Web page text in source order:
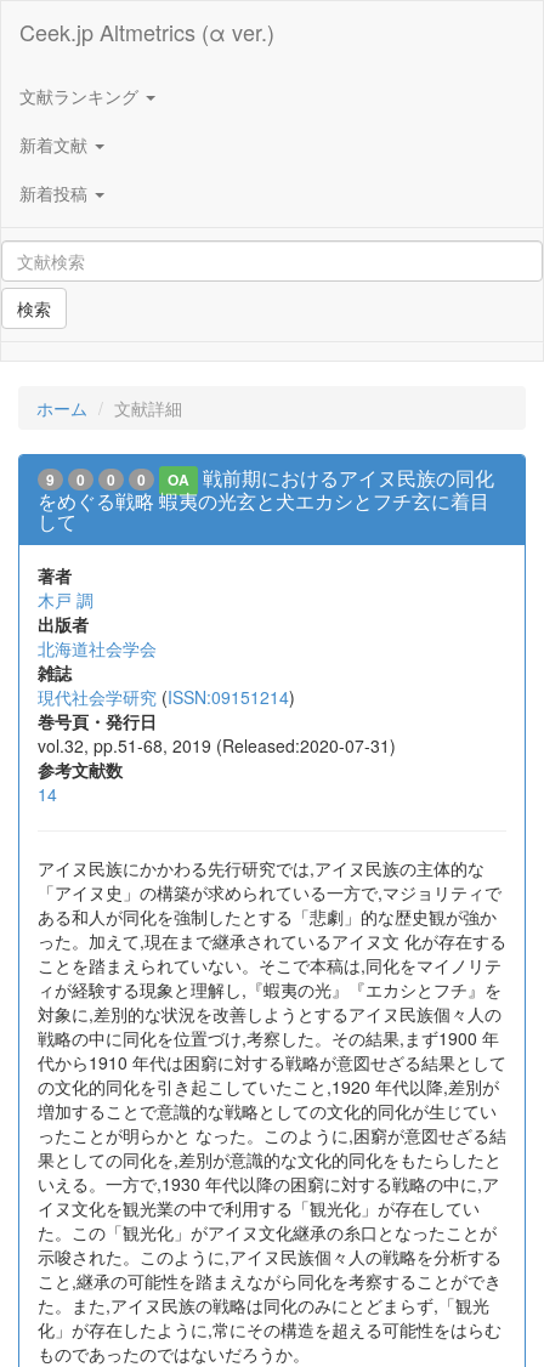
Ceek.jp Altmetrics (α ver.)
文献ランキング
新着文献
新着投稿
検索
ホーム 文献詳細
9 0 0 0 OA
戦前期におけるアイヌ民族の同化
をめぐる戦略 蝦夷の光⽞と⽝エカシとフチ⽞に着目
して
著者
木戸 調
出版者
北海道社会学会
雑誌
現代社会学研究 (ISSN:09151214)
巻号頁・発行日
vol.32, pp.51-68, 2019 (Released:2020-07-31)
参考文献数
14
アイヌ民族にかかわる先行研究では,アイヌ民族の主体的な
「アイヌ史」の構築が求められている一方で,マジョリティで
ある和人が同化を強制したとする「悲劇」的な歴史観が強か
った。加えて,現在まで継承されているアイヌ文 化が存在する
ことを踏まえられていない。そこで本稿は,同化をマイノリテ
ィが経験する現象と理解し,『蝦夷の光』『エカシとフチ』を
対象に,差別的な状況を改善しようとするアイヌ民族個々人の
戦略の中に同化を位置づけ,考察した。その結果,まず1900 年
代から1910 年代は困窮に対する戦略が意図せざる結果として
の文化的同化を引き起こしていたこと,1920 年代以降,差別が
増加することで意識的な戦略としての文化的同化が生じてい
ったことが明らかと なった。このように,困窮が意図せざる結
果としての同化を,差別が意識的な文化的同化をもたらしたと
いえる。一方で,1930 年代以降の困窮に対する戦略の中に,ア
イヌ文化を観光業の中で利用する「観光化」が存在してい
た。この「観光化」がアイヌ文化継承の糸口となったことが
示唆された。このように,アイヌ民族個々人の戦略を分析する
こと,継承の可能性を踏まえながら同化を考察することができ
た。また,アイヌ民族の戦略は同化のみにとどまらず,「観光
化」が存在したように,常にその構造を超える可能性をはらむ
ものであったのではないだろうか。